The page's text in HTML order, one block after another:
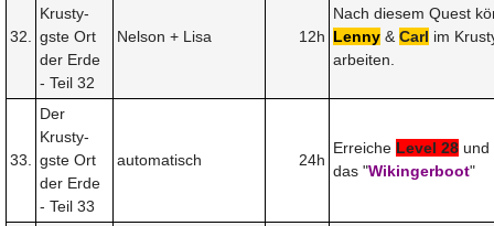
32.
Krusty-
gste Ort
der Erde
- Teil 32
Nelson + Lisa 12h
Nach diesem Quest
Lenny & Carl im
arbeiten.
33.
Der
Krusty-
gste Ort
der Erde
- Teil 33
automatisch 24h
Erreiche Level 28 und
das "Wikingerboot"